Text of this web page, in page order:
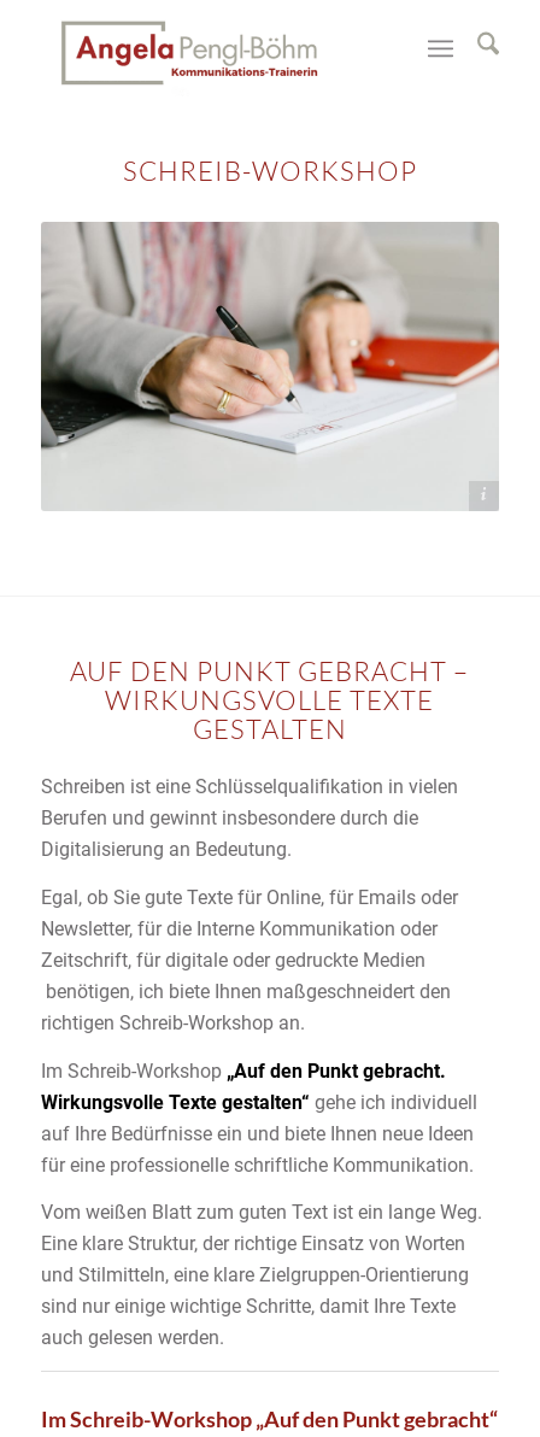
SCHREIB-WORKSHOP
AUF DEN PUNKT GEBRACHT –
WIRKUNGSVOLLE TEXTE
GESTALTEN
Schreiben ist eine Schlüsselqualifikation in vielen
Berufen und gewinnt insbesondere durch die
Digitalisierung an Bedeutung.
Egal, ob Sie gute Texte für Online, für Emails oder
Newsletter, für die Interne Kommunikation oder
Zeitschrift, für digitale oder gedruckte Medien
benötigen, ich biete Ihnen maßgeschneidert den
richtigen Schreib-Workshop an.
Im Schreib-Workshop „Auf den Punkt gebracht.
Wirkungsvolle Texte gestalten“ gehe ich individuell
auf Ihre Bedürfnisse ein und biete Ihnen neue Ideen
für eine professionelle schriftliche Kommunikation.
Vom weißen Blatt zum guten Text ist ein lange Weg.
Eine klare Struktur, der richtige Einsatz von Worten
und Stilmitteln, eine klare Zielgruppen-Orientierung
sind nur einige wichtige Schritte, damit Ihre Texte
auch gelesen werden.
Im Schreib-Workshop „Auf den Punkt gebracht“